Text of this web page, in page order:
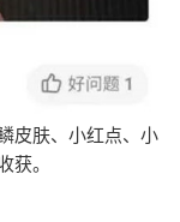
皮肤、小红点、小
获。